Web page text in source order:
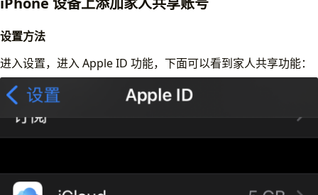
设置方法
进入设置，进入 Apple ID 功能，下面可以看到家人共享功能：